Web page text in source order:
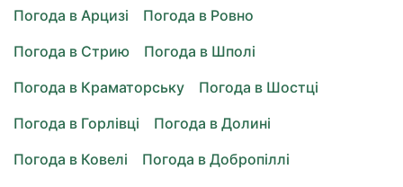
Погода в Арцизі
Погода в Ровно
Погода в Стрию
Погода в Шполі
Погода в Краматорську
Погода в Шостці
Погода в Горлівці
Погода в Долині
Погода в Ковелі
Погода в Добропіллі